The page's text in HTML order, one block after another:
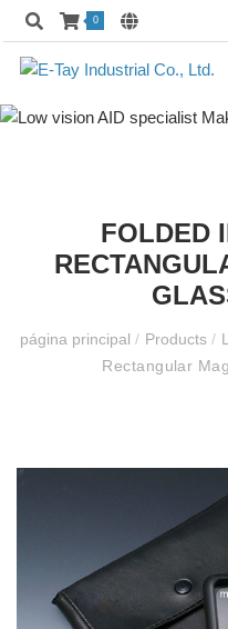
0
FOLDED
página principal/ Products /
Rectangular